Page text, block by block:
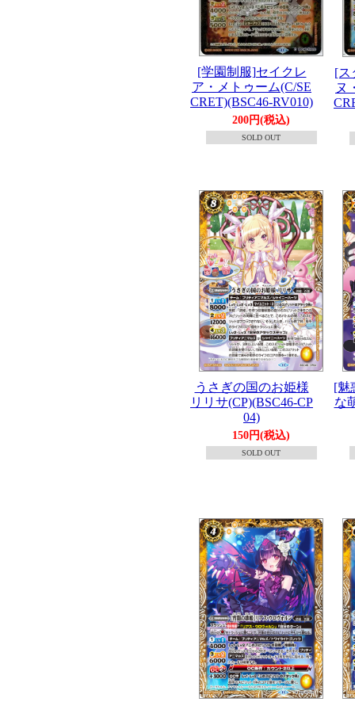
[学園制服]セイクレ
ア・メトゥーム(C/SE
CRET)(BSC46-RV010)
200円(税込)
SOLD OUT
[ス
ヌ
うさぎの国のお姫様
リリサ(CP)(BSC46-CP
04)
150円(税込)
SOLD OUT
[魅
な